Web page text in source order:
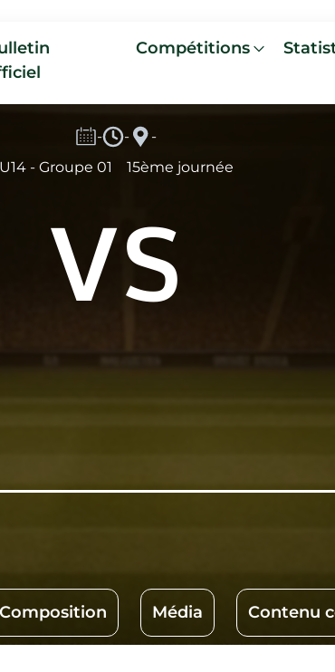
Compétitions
- -
-
U14 - Groupe 01
15ème journée
VS
Composition Média Contenu